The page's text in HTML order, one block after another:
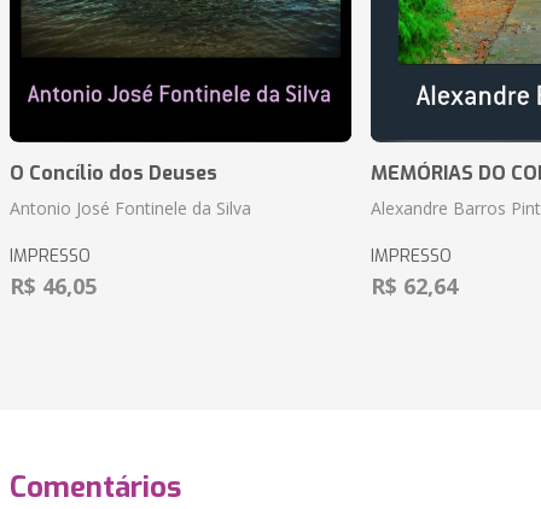
O Concílio dos Deuses
Antonio José Fontinele da Silva
IMPRESSO
R$ 46,05
MEMÓRIAS DO
Alexandre Barros
IMPRESSO
R$ 62,64
Comentários